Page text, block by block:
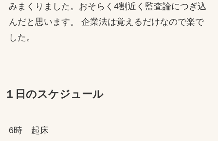
みまくりました。おそらく4割近く監査論につぎ込
んだと思います。 企業法は覚えるだけなので楽で
した。
１日のスケジュール
6時 起床